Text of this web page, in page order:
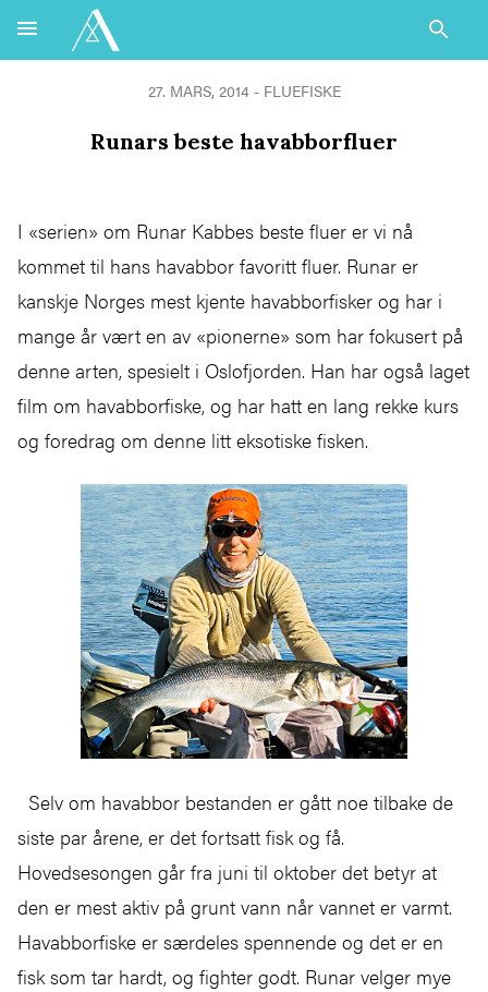
27. MARS, 2014 - FLUEFISKE
Runars beste havabborfluer
I «serien» om Runar Kabbes beste fluer er vi nå
kommet til hans havabbor favoritt fluer. Runar er
kanskje Norges mest kjente havabborfisker og har i
mange år vært en av «pionerne» som har fokusert på
denne arten, spesielt i Oslofjorden. Han har også laget
film om havabborfiske, og har hatt en lang rekke kurs
og foredrag om denne litt eksotiske fisken.
Selv om havabbor bestanden er gått noe tilbake de
siste par årene, er det fortsatt fisk og få.
Hovedsesongen går fra juni til oktober det betyr at
den er mest aktiv på grunt vann når vannet er varmt.
Havabborfiske er særdeles spennende og det er en
fisk som tar hardt, og fighter godt. Runar velger mye